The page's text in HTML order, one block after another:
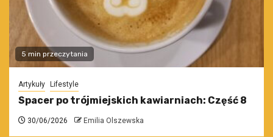
5 min przeczytania
Artykuły Lifestyle
Spacer po trójmiejskich kawiarniach: Część 8
30/06/2026 Emilia Olszewska